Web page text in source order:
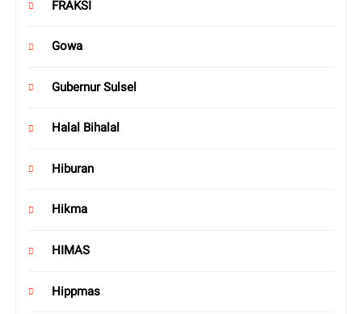
FRAKSI
Gowa
Gubernur Sulsel
Halal Bihalal
Hiburan
Hikma
HIMAS
Hippmas